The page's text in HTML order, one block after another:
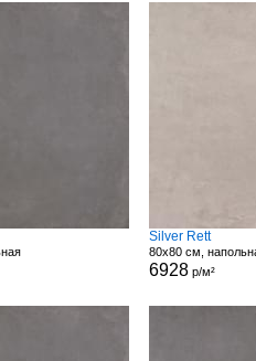
Silver Rett
80x80 см,
6928 р/м²